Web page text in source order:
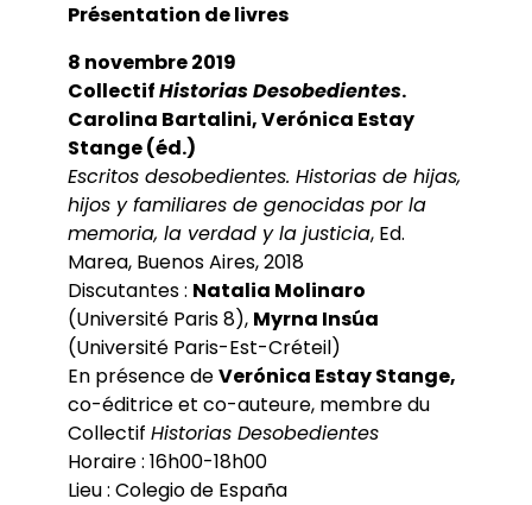
Présentation de livres
8 novembre 2019
CollectifHistorias Desobedientes.
Carolina Bartalini, Verónica Estay
Stange (éd.)
Escritos desobedientes. Historias de hijas,
hijos y familiares de genocidas por la
memoria, la verdad y la justicia, Ed.
Marea, Buenos Aires, 2018
Discutantes : Natalia Molinaro
(Université Paris 8), Myrna Insúa
(Université Paris-Est-Créteil)
En présence deVerónica Estay Stange,
co-éditrice et co-auteure, membre du
Collectif Historias Desobedientes
Horaire : 16h00-18h00
Lieu : Colegio de España